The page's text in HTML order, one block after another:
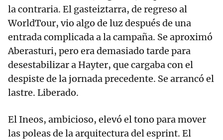
la contraria. El gasteiztarra, de regreso al
WorldTour, vio algo de luz después de una
entrada complicada a la campaña. Se aproximó
Aberasturi, pero era demasiado tarde para
desestabilizar a Hayter, que cargaba con el
despiste de la jornada precedente. Se arrancó el
lastre. Liberado.
El Ineos, ambicioso, elevó el tono para mover
las poleas de la arquitectura del esprint. El